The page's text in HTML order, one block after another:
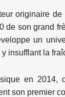
originaire
de son grand
un
insufflant la
en 2014,
son premier